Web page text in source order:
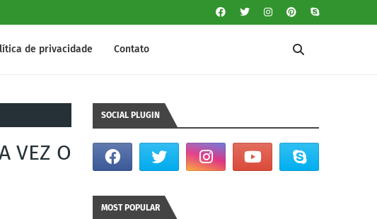
de privacidade Contato
VEZ O
SOCIAL PLUGIN
MOST POPULAR